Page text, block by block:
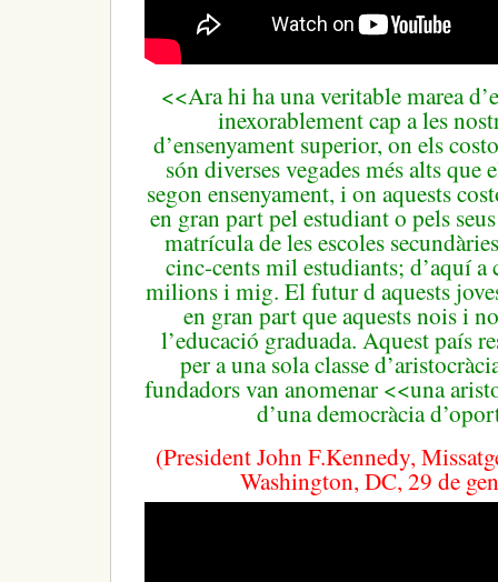
<<Ara hi ha una veritable marea
inexorablement cap a les
d’ensenyament superior, on els
són diverses vegades més alts que
segon ensenyament, i on aquests
en gran part pelestudiant o pels
matrícula de les escoles
cinc-cents mil estudiants; d’aquí a
milions i mig. El futur d aquests
en gran part que aquests nois i
l’educació graduada. Aquest país
per a una sola classe
fundadors van anomenar <<una
d’una democràcia
(President John F.Kennedy,
Washington, DC, 29 de